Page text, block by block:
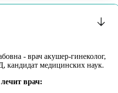
- врач акушер-гинеколог,
кандидат медицинских наук.
врач: